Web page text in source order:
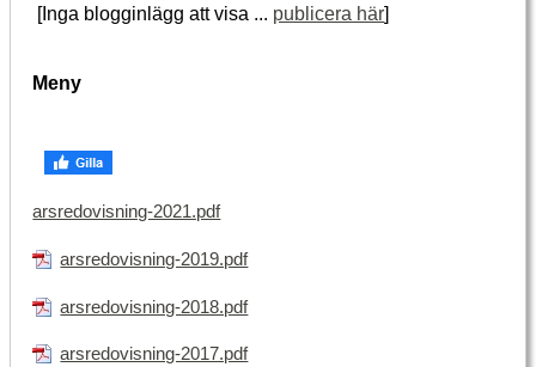
[Inga blogginlägg att visa ... publicera här]
Meny
arsredovisning-2021.pdf
arsredovisning-2019.pdf
arsredovisning-2018.pdf
arsredovisning-2017.pdf